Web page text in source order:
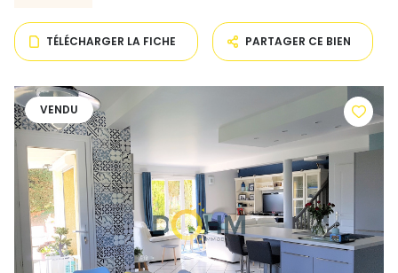
TÉLÉCHARGER LA FICHE PARTAGER CE BIEN
VENDU